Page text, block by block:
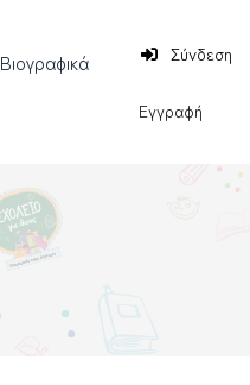
Βιογραφικά
Σύνδεση
Εγγραφή